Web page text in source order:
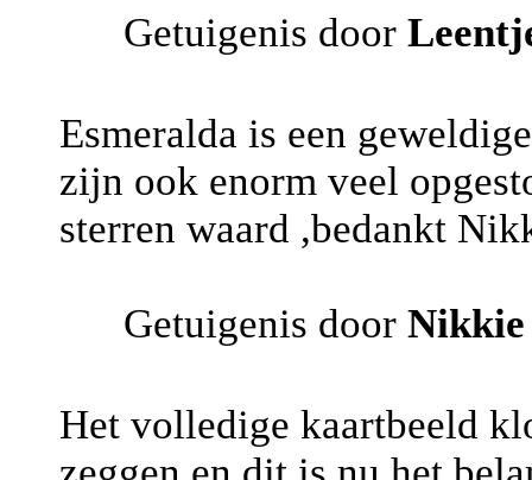
Getuigenis door
Esmeralda is een
zijn ook enorm veel
sterren waard ,bedankt
Getuigenis door Nikkie
Het volledige kaartbeeld